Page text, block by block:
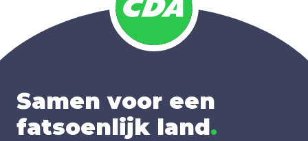
Samen voor een
fatsoenlijk land.